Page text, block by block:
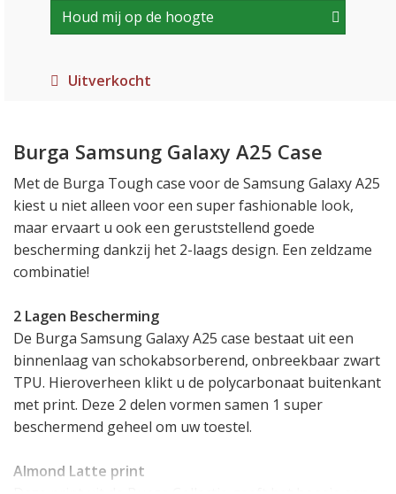
Houd mij op de hoogte
Uitverkocht
Burga Samsung Galaxy A25 Case
Met de Burga Tough case voor de Samsung Galaxy A25
kiest u niet alleen voor een super fashionable look,
maar ervaart u ook een geruststellend goede
bescherming dankzij het 2-laags design. Een zeldzame
combinatie!
2 Lagen Bescherming
De Burga Samsung Galaxy A25 case bestaat uit een
binnenlaag van schokabsorberend, onbreekbaar zwart
TPU. Hieroverheen klikt u de polycarbonaat buitenkant
met print. Deze 2 delen vormen samen 1 super
beschermend geheel om uw toestel.
Almond Latte print